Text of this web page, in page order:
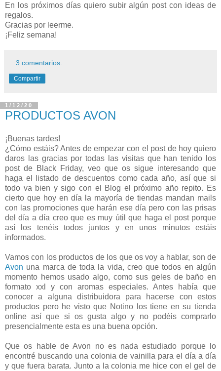
En los próximos días quiero subir algún post con ideas de
regalos.
Gracias por leerme.
¡Feliz semana!
3 comentarios:
Compartir
1/12/20
PRODUCTOS AVON
¡Buenas tardes!
¿Cómo estáis? Antes de empezar con el post de hoy quiero
daros las gracias por todas las visitas que han tenido los
post de Black Friday, veo que os sigue interesando que
haga el listado de descuentos como cada año, así que si
todo va bien y sigo con el Blog el próximo año repito. Es
cierto que hoy en día la mayoría de tiendas mandan mails
con las promociones que harán ese día pero con las prisas
del día a día creo que es muy útil que haga el post porque
así los tenéis todos juntos y en unos minutos estáis
informados.
Vamos con los productos de los que os voy a hablar, son de
Avon una marca de toda la vida, creo que todos en algún
momento hemos usado algo, como sus geles de baño en
formato xxl y con aromas especiales. Antes había que
conocer a alguna distribuidora para hacerse con estos
productos pero he visto que Notino los tiene en su tienda
online así que si os gusta algo y no podéis comprarlo
presencialmente esta es una buena opción.
Que os hable de Avon no es nada estudiado porque lo
encontré buscando una colonia de vainilla para el día a día
y que fuera barata. Junto a la colonia me hice con el gel de